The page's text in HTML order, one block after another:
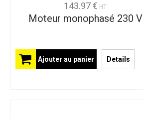
143.97 € HT
Moteur monophasé 230 V
Ajouter au panier Details